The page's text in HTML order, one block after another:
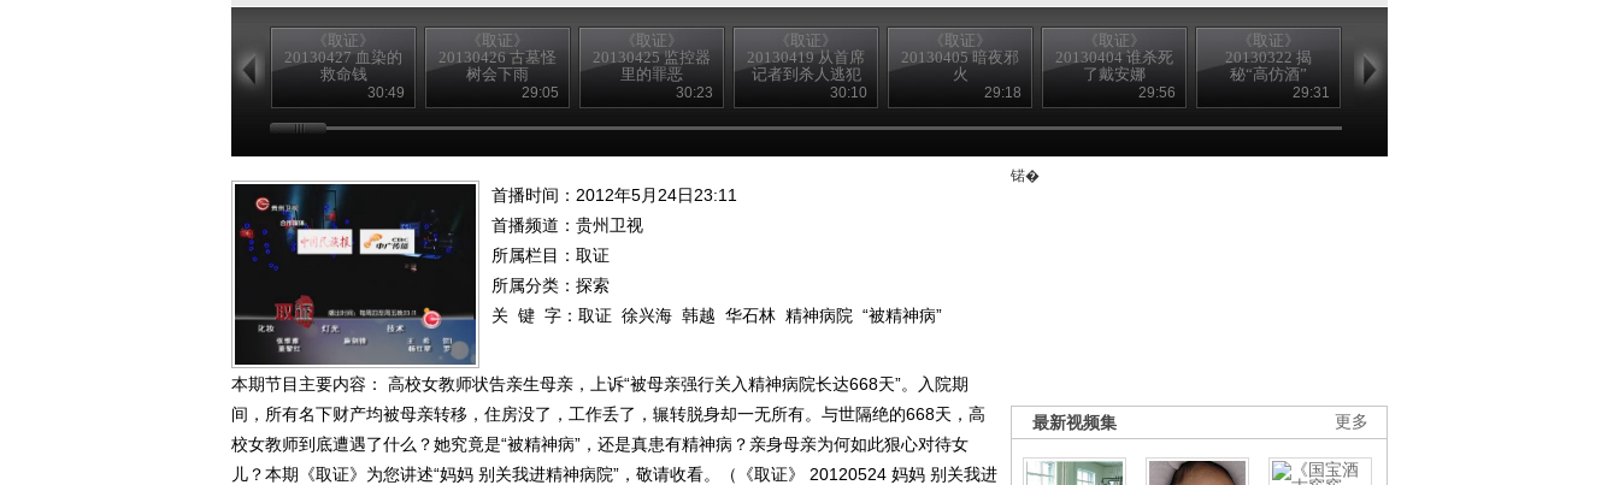
《取证》
20130427 血染的
救命钱
30:49
《取证》
20130426 古墓怪
树会下雨
29:05
《取证》
20130425 监控器
里的罪恶
30:23
《取证》
20130419 从首席
记者到杀人逃犯
30:10
《取证》
20130405 暗夜邪
火
29:18
《取证》
20130404 谁杀死
了戴安娜
29:56
《取证》
20130322 揭
秘“高仿酒”
29:31
肉”怎样人造的？
首播时间：2012年5月24日23:11
首播频道： 贵州卫视
所属栏目： 取证
所属分类：探索
关 键 字： 取证 徐兴海 韩越 华石林 精神病院 “被精神病”
本期节目主要内容： 高校女教师状告亲生母亲，上诉“被母亲强行关入精神病院长达668天”。入院期
间，所有名下财产均被母亲转移，住房没了，工作丢了，辗转脱身却一无所有。与世隔绝的668天，高
校女教师到底遭遇了什么？她究竟是“被精神病”，还是真患有精神病？亲身母亲为何如此狠心对待女
儿？本期《取证》为您讲述“妈妈 别关我进精神病院”，敬请收看。（《取证》 20120524 妈妈 别关我进
锘�
更多
最新视频集